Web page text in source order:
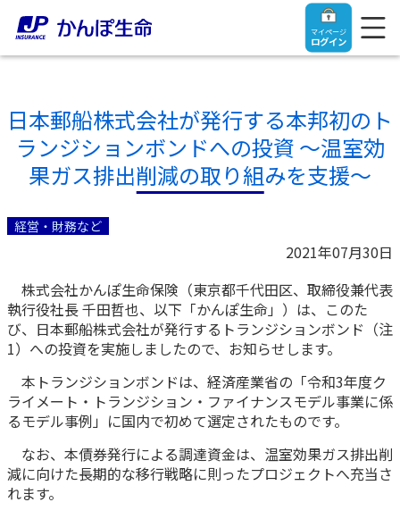
マイページ
ログイン
トップ
ご契約者さま
マイページログイン
入院保険金・手術保険金のご請求
お手続き一覧
保険をご検討中のお客さま
終身保険
養老保険
定期保険
法人のお客さま
【まずはご相談ください】企業経営でお悩みの方はこ
ちら
法人のお客さま向け商品一覧
目的から探す
お役立ち情報
かんぽのLifeサポートナビ
かんぽ生命について
かんぽ生命について
よくあるご質問
日本郵船株式会社が発行する本邦初のト
ランジションボンドへの投資 ～温室効
果ガス排出削減の取り組みを支援～
経営・財務など
2021年07月30日
株式会社かんぽ生命保険（東京都千代田区、取締役兼代表
執行役社長 千田哲也、以下「かんぽ生命」）は、このた
び、日本郵船株式会社が発行するトランジションボンド（注
1）への投資を実施しましたので、お知らせします。
本トランジションボンドは、経済産業省の「令和3年度ク
ライメート・トランジション・ファイナンスモデル事業に係
るモデル事例」に国内で初めて選定されたものです。
なお、本債券発行による調達資金は、温室効果ガス排出削
減に向けた長期的な移行戦略に則ったプロジェクトへ充当さ
れます。